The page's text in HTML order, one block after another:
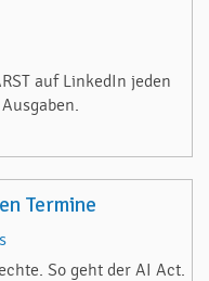
auf LinkedIn jeden
Termine
So geht der AI Act.